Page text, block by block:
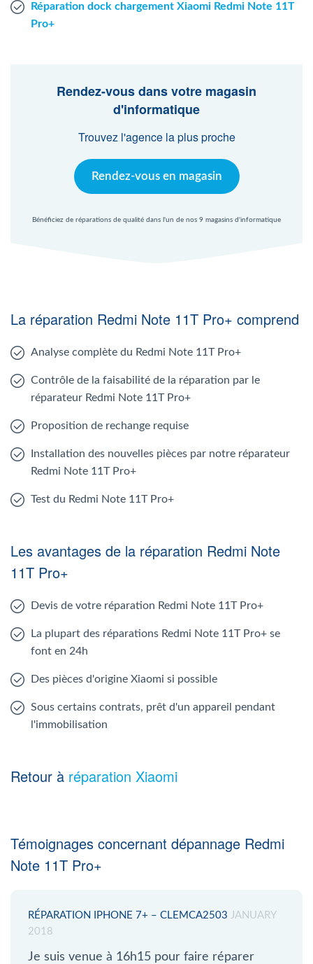
Réparation dock chargement Xiaomi Redmi Note 11T
Pro+
Rendez-vous dans votre magasin
d'informatique
Trouvez l'agence la plus proche
Rendez-vous en magasin
Bénéficiez de réparations de qualité dans l'un de nos 9 magasins d'informatique
La réparation Redmi Note 11T Pro+ comprend
Analyse complète du Redmi Note 11T Pro+
Contrôle de la faisabilité de la réparation par le
réparateur Redmi Note 11T Pro+
Proposition de rechange requise
Installation des nouvelles pièces par notre réparateur
Redmi Note 11T Pro+
Test du Redmi Note 11T Pro+
Les avantages de la réparation Redmi Note
11T Pro+
Devis de votre réparation Redmi Note 11T Pro+
La plupart des réparations Redmi Note 11T Pro+ se
font en 24h
Des pièces d'origine Xiaomi si possible
Sous certains contrats, prêt d'un appareil pendant
l'immobilisation
Retour à réparation Xiaomi
Témoignages concernant dépannage Redmi
Note 11T Pro+
RÉPARATION IPHONE 7+ – CLEMCA2503 JANUARY
2018
Je suis venue à 16h15 pour faire réparer